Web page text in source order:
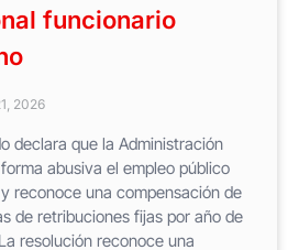
funcionario
2026
declara que la Administración
abusiva el empleo público
reconoce una compensación de
de retribuciones fijas por año de
resolución reconoce una